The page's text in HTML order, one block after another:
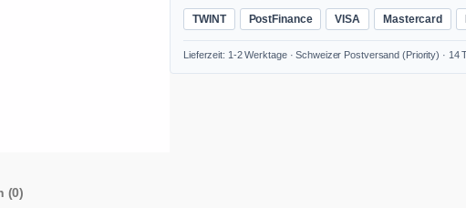
TWINT PostFinance VISA Mastercard
Lieferzeit: 1-2 Werktage · Schweizer Postversand (Priority) · 14
(0)